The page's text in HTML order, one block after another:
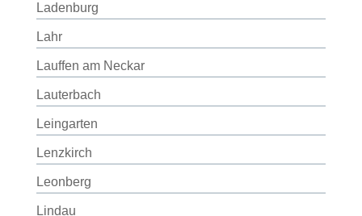
Ladenburg
Lahr
Lauffen am Neckar
Lauterbach
Leingarten
Lenzkirch
Leonberg
Lindau